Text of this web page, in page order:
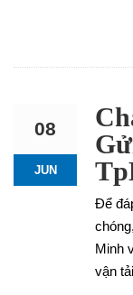
08
JUN
Để
Minh
vận